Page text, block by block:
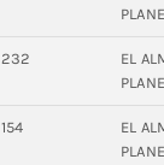
232
EL
154
EL